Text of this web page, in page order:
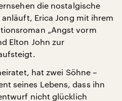
die nostalgische
anläuft, Erica Jong mit ihrem
„Angst vorm
Elton John zur
hat zwei Söhne –
seines Lebens, dass ihn
nicht glücklich